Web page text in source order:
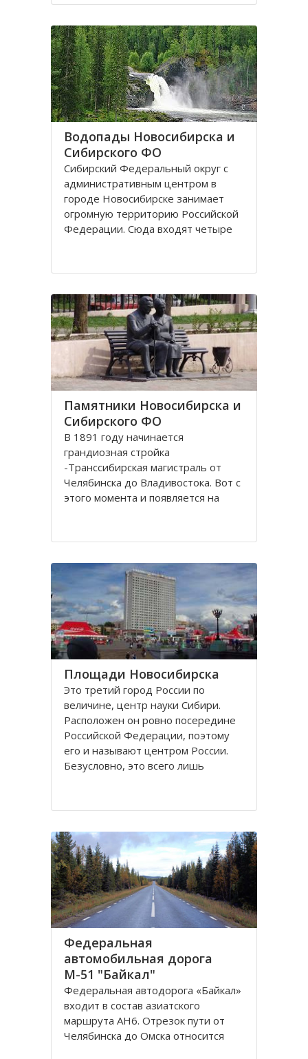
поселках, селах, деревнях. Главный
Крупные города Сибирского округа
это: Абакан и Ангарск; Барнаул и
Водопады Новосибирска и
Сибирского ФО
Сибирский Федеральный округ с
административным центром в
городе Новосибирске занимает
огромную территорию Российской
Федерации. Сюда входят четыре
– Алтайский и Красноярский, и
Кемеровская
Памятники Новосибирска и
Сибирского ФО
В 1891 году начинается
грандиозная стройка
-Транссибирская магистраль от
Челябинска до Владивостока. Вот с
этого момента и появляется на
История его существования
дорогой. Здесь стоит памятник-
паровоз Н.А
Площади Новосибирска
Это третий город России по
величине, центр науки Сибири.
Расположен он ровно посередине
Российской Федерации, поэтому
его и называют центром России.
Безусловно, это всего лишь
Площадей в Новосибирске
значительных в городе относятся
Федеральная
автомобильная дорога
М-51 "Байкал"
Федеральная автодорога «Байкал»
входит в состав азиатского
маршрута AH6. Отрезок пути от
Челябинска до Омска относится